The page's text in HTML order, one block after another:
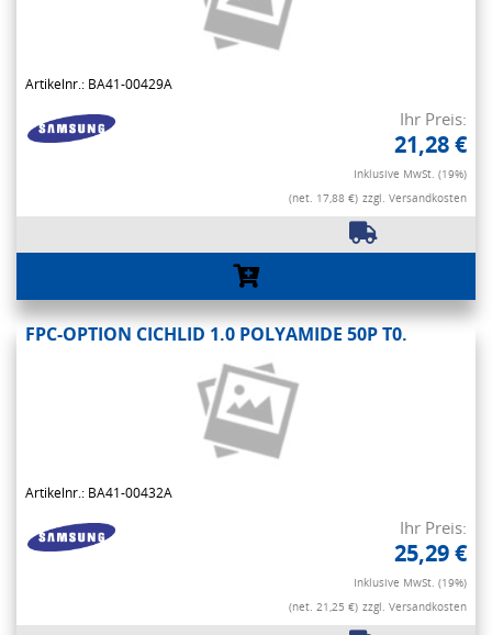
Artikelnr.: BA41-00429A
Ihr Preis:
21,28 €
Inklusive MwSt. (19%)
(net. 17,88 €) zzgl. Versandkosten
FPC-OPTION CICHLID 1.0 POLYAMIDE 50P T0.
Artikelnr.: BA41-00432A
Ihr Preis:
25,29 €
Inklusive MwSt. (19%)
(net. 21,25 €) zzgl. Versandkosten